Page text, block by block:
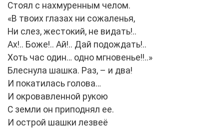
Стоял с нахмуренным челом.
«В твоих глазах ни сожаленья,
Ни слез, жестокий, не видать!..
Ах!.. Боже!.. Ай!.. Дай подождать!..
Хоть час один… одно мгновенье!!..»
Блеснула шашка. Раз, – и два!
И покатилась голова…
И окровавленной рукою
С земли он приподнял ее.
И острой шашки лезвеё